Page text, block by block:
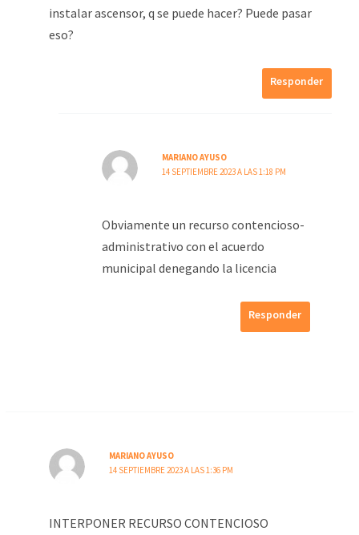
instalar ascensor, q se puede hacer? Puede pasar
eso?
Responder
MARIANO AYUSO
14 SEPTIEMBRE 2023 A LAS 1:18 PM
Obviamente un recurso contencioso-
administrativo con el acuerdo
municipal denegando la licencia
Responder
MARIANO AYUSO
14 SEPTIEMBRE 2023 A LAS 1:36 PM
INTERPONER RECURSO CONTENCIOSO